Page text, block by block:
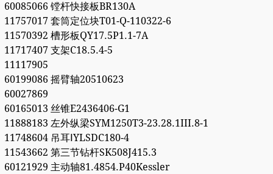
60085066 镗杆快接板BR130A
11757017 套筒定位块T01-Q-110322-6
11570392 槽形板QY17.5P1.1-7A
11717407 支架C18.5.4-5
11117905
60199086 摇臂轴20510623
60027869
60165013 丝锥E2436406-G1
11888183 左外纵梁SYM1250T3-23.28.1III.8-1
11748604 吊耳ⅠYLSDC180-4
11543662 第三节钻杆SK508J415.3
60121929 主动轴81.4854.P40Kessler